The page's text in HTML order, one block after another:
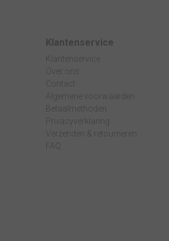
Klantenservice
Klantenservice
Over ons
Contact
Algemene voorwaarden
Betaalmethoden
Privacyverklaring
Verzenden & retourneren
FAQ